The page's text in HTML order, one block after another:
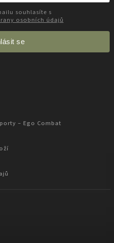
osobních údajů
se
– Ego Combat